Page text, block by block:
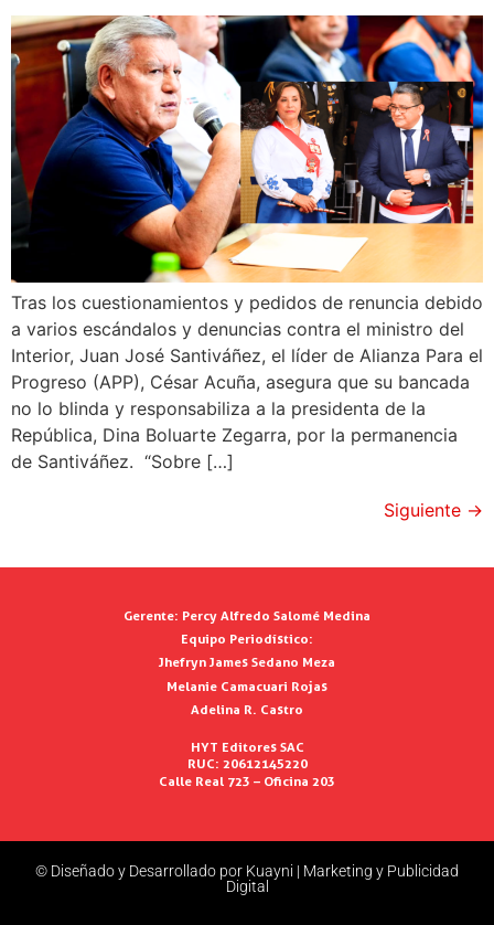
Tras los cuestionamientos y pedidos de renuncia debido
a varios escándalos y denuncias contra el ministro del
Interior, Juan José Santiváñez, el líder de Alianza Para el
Progreso (APP), César Acuña, asegura que su bancada
no lo blinda y responsabiliza a la presidenta de la
República, Dina Boluarte Zegarra, por la permanencia
de Santiváñez. “Sobre […]
Siguiente →
Gerente: Percy Alfredo Salomé Medina
Equipo Periodístico:
Jhefryn James Sedano Meza
Melanie Camacuari Rojas
Adelina R. Castro
HYT Editores SAC
RUC: 20612145220
Calle Real 723 – Oficina 203
© Diseñado y Desarrollado por Kuayni | Marketing y Publicidad
Digital